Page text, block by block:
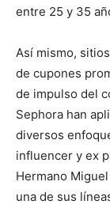
entre 25 y 35
Así mismo,
de cupones
de impulso del
Sephora han
diversos
influencer y ex
Hermano
una de sus